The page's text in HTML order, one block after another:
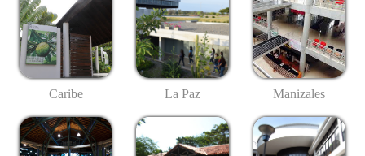
Caribe La Paz Manizales